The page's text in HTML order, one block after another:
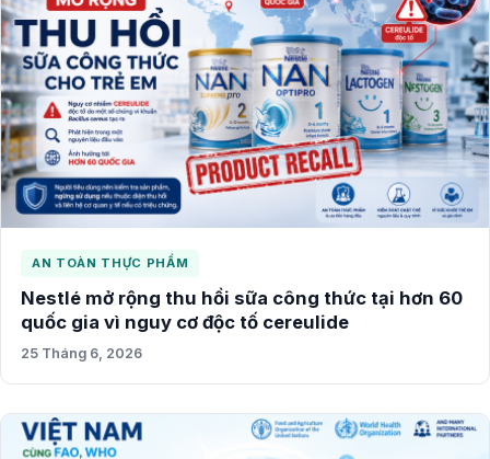
AN TOÀN THỰC PHẨM
Nestlé mở rộng thu hồi sữa công thức tại hơn 60
quốc gia vì nguy cơ độc tố cereulide
25 Tháng 6, 2026